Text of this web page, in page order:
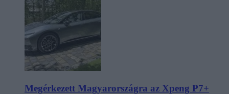
Megérkezett Magyarországra az Xpeng P7+